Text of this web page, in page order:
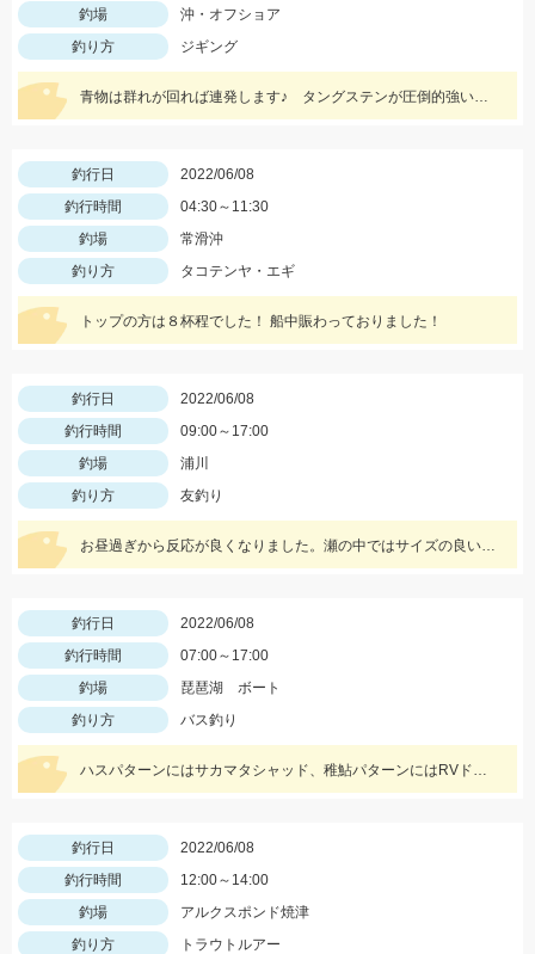
釣場
沖・オフショア
釣り方
ジギング
青物は群れが回れば連発します♪ タングステンが圧倒的強いです！ SLJもやるので45～200ｇ程を持って行ってくださいね！
釣行日
2022/06/08
釣行時間
04:30～11:30
釣場
常滑沖
釣り方
タコテンヤ・エギ
トップの方は８杯程でした！ 船中賑わっておりました！
釣行日
2022/06/08
釣行時間
09:00～17:00
釣場
浦川
釣り方
友釣り
お昼過ぎから反応が良くなりました。瀬の中ではサイズの良い鮎も掛かり楽しめました。
釣行日
2022/06/08
釣行時間
07:00～17:00
釣場
琵琶湖 ボート
釣り方
バス釣り
ハスパターンにはサカマタシャッド、稚鮎パターンにはRVドリフトフライがオススメ！琵琶湖に行く際は準備しましょう♪
釣行日
2022/06/08
釣行時間
12:00～14:00
釣場
アルクスポンド焼津
釣り方
トラウトルアー